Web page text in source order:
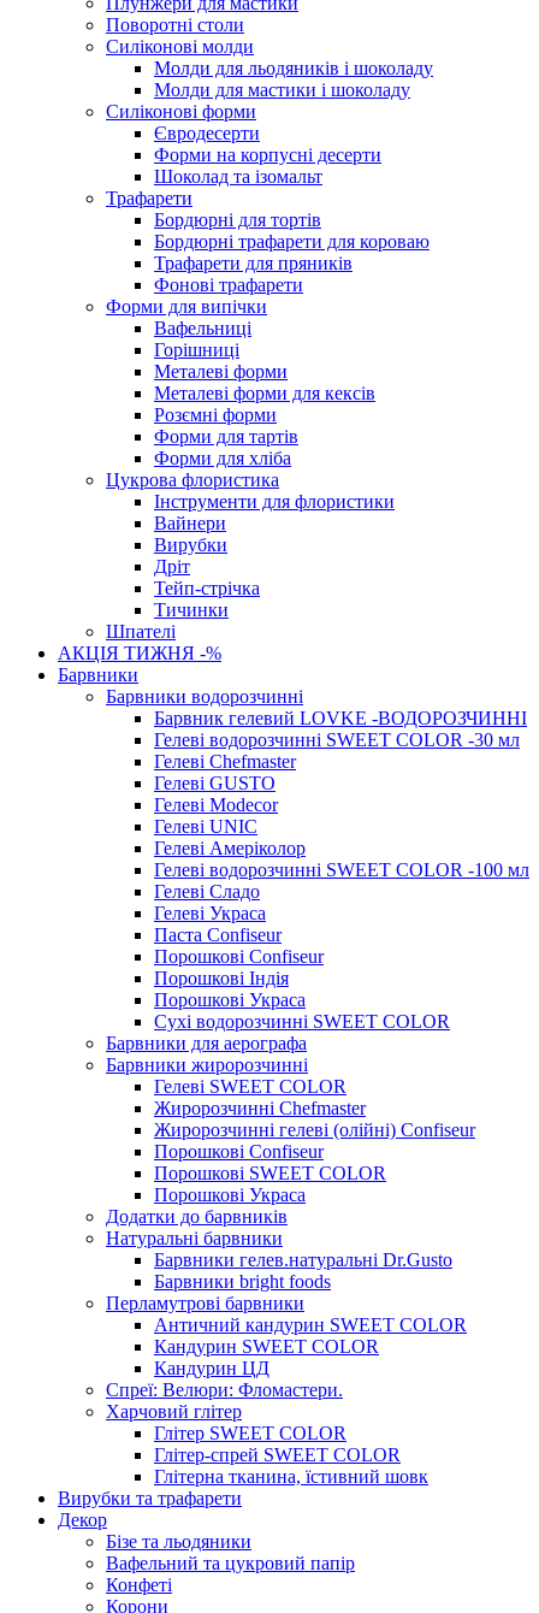
Поворотні столи
Силіконові молди
Молди для льодяників і шоколаду
Молди для мастики і шоколаду
Силіконові форми
Євродесерти
Форми на корпусні десерти
Шоколад та ізомальт
Трафарети
Бордюрні для тортів
Бордюрні трафарети для короваю
Трафарети для пряників
Фонові трафарети
Форми для випічки
Вафельниці
Горішниці
Металеві форми
Металеві форми для кексів
Розємні форми
Форми для тартів
Форми для хліба
Цукрова флористика
Інструменти для флористики
Вайнери
Вирубки
Дріт
Тейп-стрічка
Тичинки
Шпателі
АКЦІЯ ТИЖНЯ -%
Барвники
Барвники водорозчинні
Барвник гелевий LOVKE -ВОДОРОЗЧИННІ
Гелеві водорозчинні SWEET COLOR -30 мл
Гелеві Chefmaster
Гелеві GUSTO
Гелеві Modecor
Гелеві UNIC
Гелеві Амеріколор
Гелеві водорозчинні SWEET COLOR -100 мл
Гелеві Сладо
Гелеві Украса
Паста Confiseur
Порошкові Confiseur
Порошкові Індія
Порошкові Украса
Сухі водорозчинні SWEET COLOR
Барвники для аерографа
Барвники жиророзчинні
Гелеві SWEET COLOR
Жиророзчинні Chefmaster
Жиророзчинні гелеві (олійні) Confiseur
Порошкові Confiseur
Порошкові SWEET COLOR
Порошкові Украса
Додатки до барвників
Натуральні барвники
Барвники гелев.натуральні Dr.Gusto
Барвники bright foods
Перламутрові барвники
Античний кандурин SWEET COLOR
Кандурин SWEET COLOR
Кандурин ЦД
Спреї: Велюри: Фломастери.
Харчовий глітер
Глітер SWEET COLOR
Глітер-спрей SWEET COLOR
Глітерна тканина, їстивний шовк
Вирубки та трафарети
Декор
Бізе та льодяники
Вафельний та цукровий папір
Конфеті
Корони